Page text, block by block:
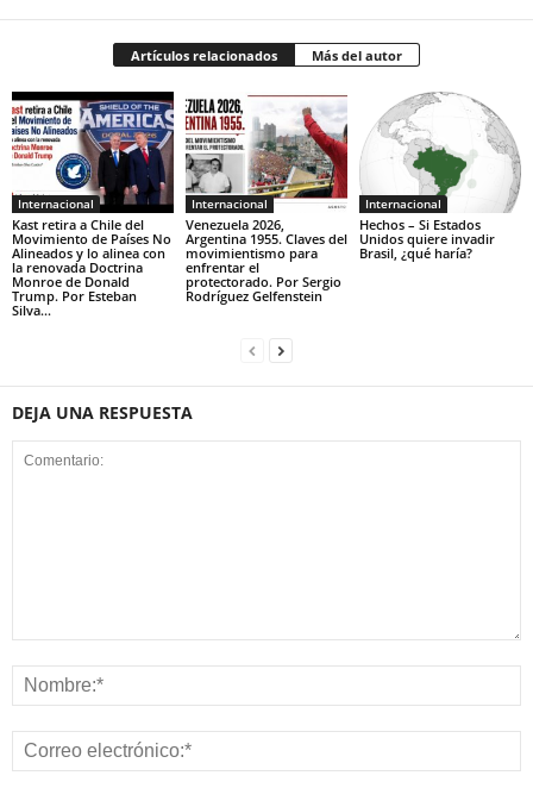
Artículos relacionados Más del autor
Internacional
Kast retira a Chile del
Movimiento de Países No
Alineados y lo alinea con
la renovada Doctrina
Monroe de Donald
Trump. Por Esteban
Silva...
Internacional
Venezuela 2026,
Argentina 1955. Claves del
movimientismo para
enfrentar el
protectorado. Por Sergio
Rodríguez Gelfenstein
Internacional
Hechos – Si Estados
Unidos quiere invadir
Brasil, ¿qué haría?
DEJA UNA RESPUESTA